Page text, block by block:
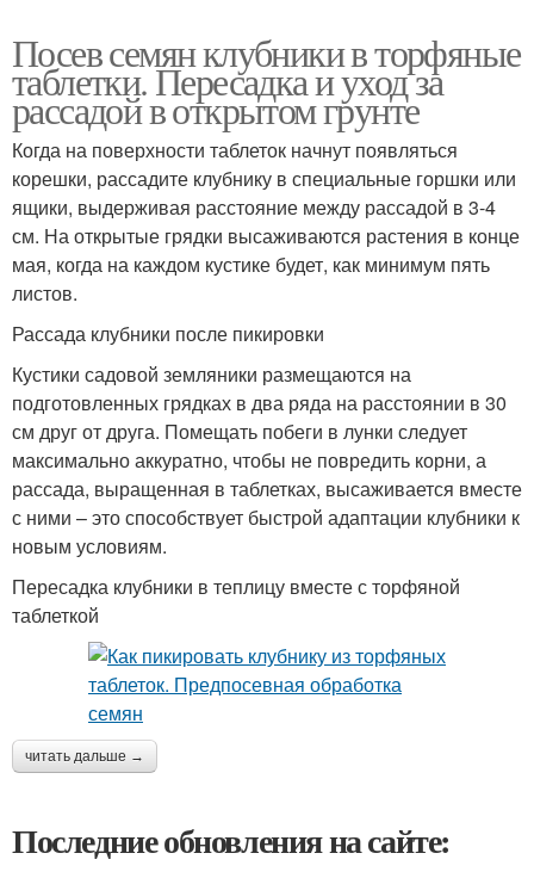
Посев семян клубники в торфяные
таблетки. Пересадка и уход за
рассадой в открытом грунте
Когда на поверхности таблеток начнут появляться
корешки, рассадите клубнику в специальные горшки или
ящики, выдерживая расстояние между рассадой в 3-4
см. На открытые грядки высаживаются растения в конце
мая, когда на каждом кустике будет, как минимум пять
листов.
Рассада клубники после пикировки
Кустики садовой земляники размещаются на
подготовленных грядках в два ряда на расстоянии в 30
см друг от друга. Помещать побеги в лунки следует
максимально аккуратно, чтобы не повредить корни, а
рассада, выращенная в таблетках, высаживается вместе
с ними – это способствует быстрой адаптации клубники к
новым условиям.
Пересадка клубники в теплицу вместе с торфяной
таблеткой
читать дальше →
Последние обновления на сайте: